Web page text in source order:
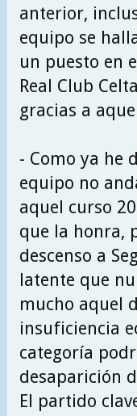
anterior,
equipo se
un puesto en
Real Club
gracias a
- Como ya he
equipo no
aquel curso
que la honra,
descenso a
latente que
mucho aquel
insuficiencia
categoría
desaparición
El partido